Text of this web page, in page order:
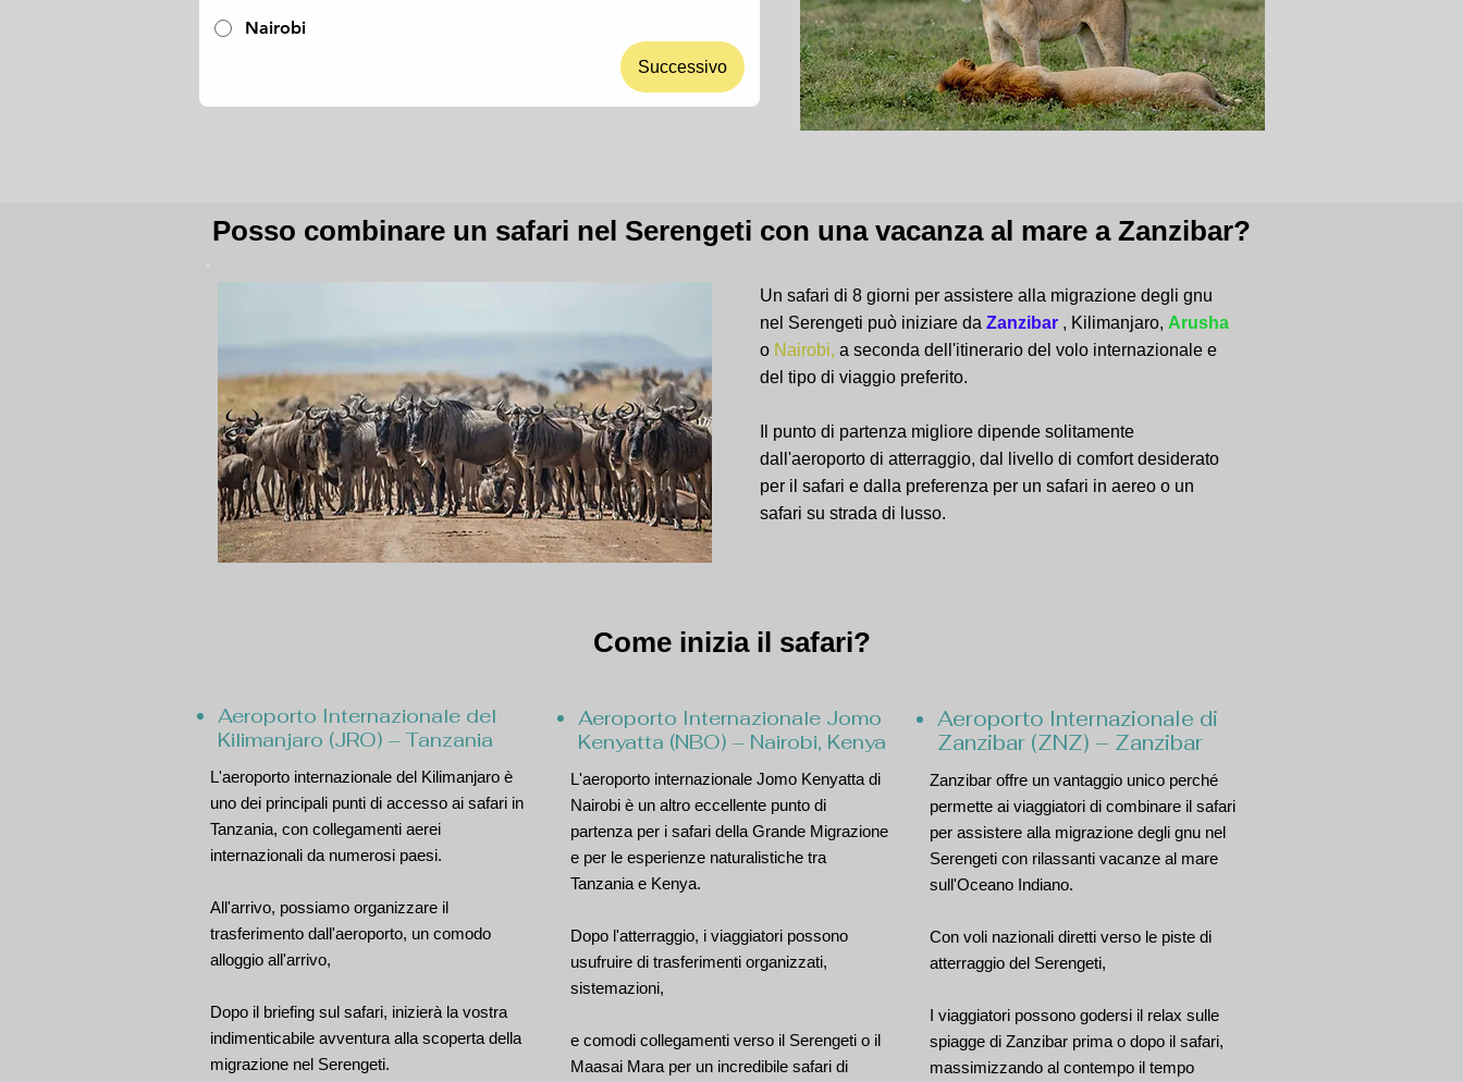
Nairobi
Successivo
Posso combinare un safari nel Serengeti con una vacanza al mare a Zanzibar?
Un safari di 8 giorni per assistere alla migrazione degli gnu
nel Serengeti può iniziare da Zanzibar , Kilimanjaro, Arusha
o Nairobi, a seconda dell'itinerario del volo internazionale e
del tipo di viaggio preferito.
Il punto di partenza migliore dipende solitamente
dall'aeroporto di atterraggio, dal livello di comfort desiderato
per il safari e dalla preferenza per un safari in aereo o un
safari su strada di lusso.
Come inizia il safari?
Aeroporto Internazionale del
Kilimanjaro (JRO) – Tanzania
L'aeroporto internazionale del Kilimanjaro è
uno dei principali punti di accesso ai safari in
Tanzania, con collegamenti aerei
internazionali da numerosi paesi.
All'arrivo, possiamo organizzare il
trasferimento dall'aeroporto, un comodo
alloggio all'arrivo,
Dopo il briefing sul safari, inizierà la vostra
indimenticabile avventura alla scoperta della
migrazione nel Serengeti.
Aeroporto Internazionale Jomo
Kenyatta (NBO) – Nairobi, Kenya
L'aeroporto internazionale Jomo Kenyatta di
Nairobi è un altro eccellente punto di
partenza per i safari della Grande Migrazione
e per le esperienze naturalistiche tra
Tanzania e Kenya.
Dopo l'atterraggio, i viaggiatori possono
usufruire di trasferimenti organizzati,
sistemazioni,
e comodi collegamenti verso il Serengeti o il
Maasai Mara per un incredibile safari di
Aeroporto Internazionale di
Zanzibar (ZNZ) – Zanzibar
Zanzibar offre un vantaggio unico perché
permette ai viaggiatori di combinare il safari
per assistere alla migrazione degli gnu nel
Serengeti con rilassanti vacanze al mare
sull'Oceano Indiano.
Con voli nazionali diretti verso le piste di
atterraggio del Serengeti,
I viaggiatori possono godersi il relax sulle
spiagge di Zanzibar prima o dopo il safari,
massimizzando al contempo il tempo